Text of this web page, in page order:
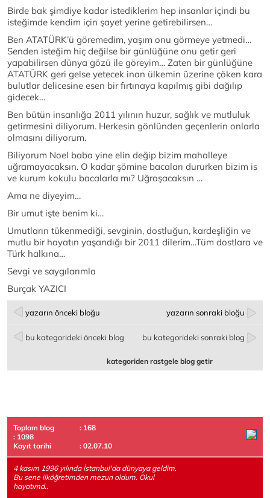
Birde bak şimdiye kadar istediklerim hep insanlar içindi bu
isteğimde kendim için şayet yerine getirebilirsen…
Ben ATATÜRK’ü göremedim, yaşım onu görmeye yetmedi…
Senden isteğim hiç değilse bir günlüğüne onu getir geri
yapabilirsen dünya gözü ile göreyim… Zaten bir günlüğüne
ATATÜRK geri gelse yetecek inan ülkemin üzerine çöken kara
bulutlar delicesine esen bir fırtınaya kapılmış gibi dağılıp
gidecek…
Ben bütün insanlığa 2011 yılının huzur, sağlık ve mutluluk
getirmesini diliyorum. Herkesin gönlünden geçenlerin onlarla
olmasını diliyorum.
Biliyorum Noel baba yine elin değip bizim mahalleye
uğramayacaksın. O kadar şömine bacaları dururken bizim is
ve kurum kokulu bacalarla mı? Uğraşacaksın …
Ama ne diyeyim…
Bir umut işte benim ki…
Umutların tükenmediği, sevginin, dostluğun, kardeşliğin ve
mutlu bir hayatın yaşandığı bir 2011 dilerim…Tüm dostlara ve
Türk halkına…
Sevgi ve saygılarımla
Burçak YAZICI
yazarın önceki bloğu yazarın sonraki bloğu
bu kategorideki önceki blog bu kategorideki sonraki blog
kategoriden rastgele blog getir
Toplam blog
: 168
: 1098
Kayıt tarihi
: 02.07.10
4 kasım 1996 yılında İstanbul'da dünyaya geldim.
Bu sene ilköğretimden mezun oldum. Okul
hayatımd..